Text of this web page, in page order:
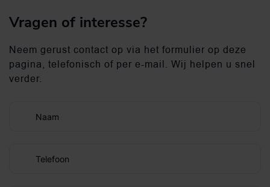
Vragen of interesse?
Neem gerust contact op via het formulier op deze
pagina, telefonisch of per e-mail. Wij helpen u snel
verder.
Naam
Telefoon